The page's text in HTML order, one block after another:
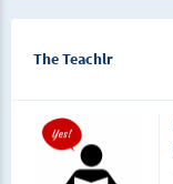
The Teachlr